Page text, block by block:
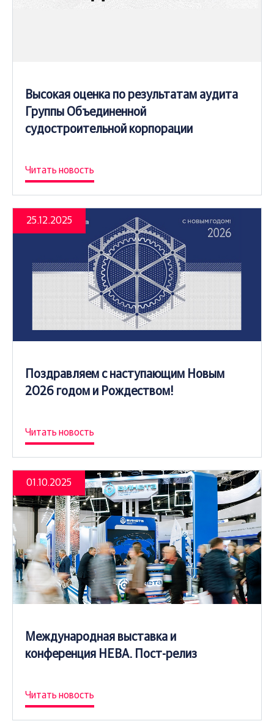
Высокая оценка по результатам аудита
Группы Объединенной
судостроительной корпорации
Читать новость
25.12.2025
Поздравляем с наступающим Новым
2026 годом и Рождеством!
Читать новость
01.10.2025
Международная выставка и
конференция НЕВА. Пост-релиз
Читать новость